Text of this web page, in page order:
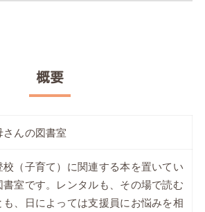
概要
さんの図書室
校（子育て）に関連する本を置いてい
書室です。レンタルも、その場で読む
も、日によっては支援員にお悩みを相